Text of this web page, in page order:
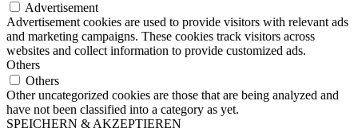
Advertisement
Advertisement cookies are used to provide visitors with relevant ads
and marketing campaigns. These cookies track visitors across
websites and collect information to provide customized ads.
Others
Others
Other uncategorized cookies are those that are being analyzed and
have not been classified into a category as yet.
SPEICHERN & AKZEPTIEREN